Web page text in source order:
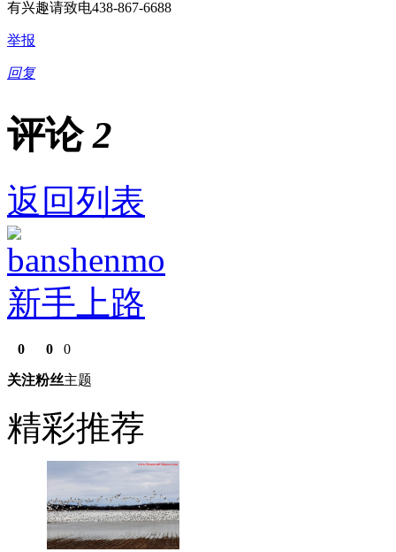
有兴趣请致电438-867-6688
举报
回复
评论2
返回列表
banshenmo
新手上路
0
关注
0
粉丝
0
主题
精彩推荐